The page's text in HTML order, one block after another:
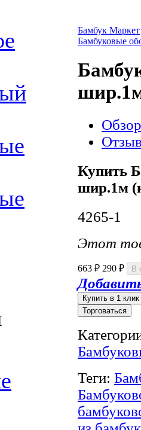
Бамбук Маркет
Бамбуковые
Обзор
Купить
шир.1м
4265-1
Этот
663 ₽ 290 ₽
Торговаться
Теги: